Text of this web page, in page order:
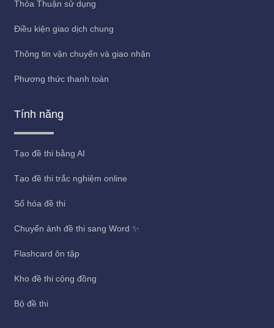
Thỏa Thuận sử dụng
Điều kiện giao dịch chung
Thông tin vận chuyển và giao nhận
Phương thức thanh toán
Tính năng
Tạo đề thi bằng AI
Tạo đề thi trắc nghiệm online
Số hóa đề thi
Chuyển ảnh đề thi sang Word ✨
Flashcard ôn tập
Kho đề thi cộng đồng
Bộ đề thi